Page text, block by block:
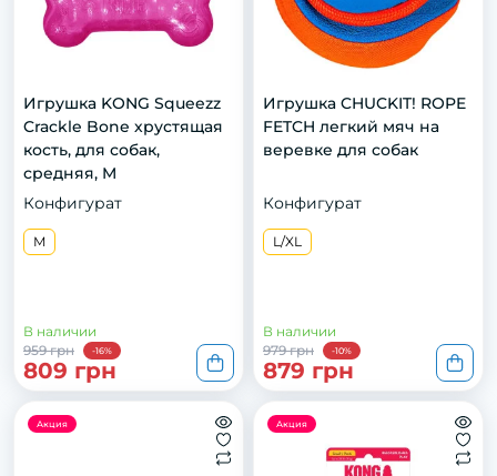
Игрушка KONG Squeezz
Crackle Bone хрустящая
кость, для собак,
средняя, M
Конфигурат
M
В наличии
959 грн
-16%
809 грн
Игрушка CHUCKIT! ROPE
FETCH легкий мяч на
веревке для собак
Конфигурат
L/XL
В наличии
979 грн
-10%
879 грн
Акция Акция